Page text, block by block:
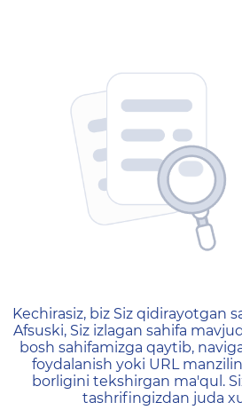
404 —
Kechirasiz, biz Siz qidirayotgan
Afsuski, Siz izlagan sahifa
bosh sahifamizga qaytib,
foydalanish yoki URL
borligini tekshirgan ma'qul.
tashrifingizdan juda